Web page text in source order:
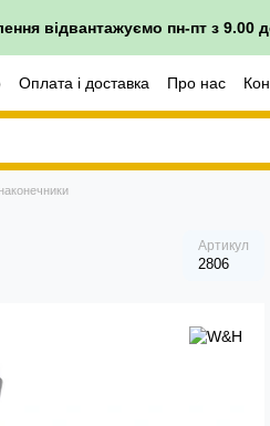
відвантажуємо пн-пт з 9.00
Оплата і доставка Про нас
Артикул
2806